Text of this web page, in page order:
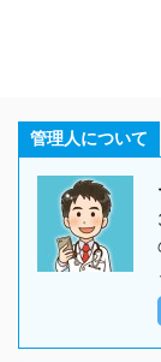
管理人について